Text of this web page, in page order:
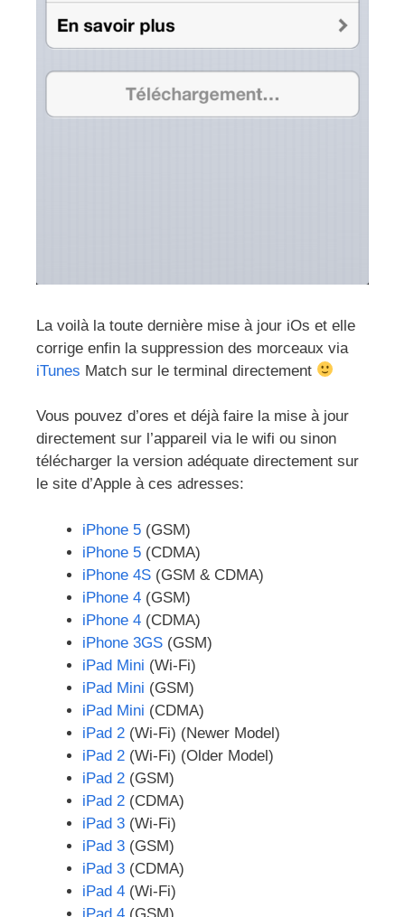
La voilà la toute dernière mise à jour iOs et elle
corrige enfin la suppression des morceaux via
iTunes Match sur le terminal directement
Vous pouvez d’ores et déjà faire la mise à jour
directement sur l’appareil via le wifi ou sinon
télécharger la version adéquate directement sur
le site d’Apple à ces adresses:
iPhone 5 (GSM)
iPhone 5 (CDMA)
iPhone 4S (GSM & CDMA)
iPhone 4 (GSM)
iPhone 4 (CDMA)
iPhone 3GS (GSM)
iPad Mini (Wi-Fi)
iPad Mini (GSM)
iPad Mini (CDMA)
iPad 2 (Wi-Fi) (Newer Model)
iPad 2 (Wi-Fi) (Older Model)
iPad 2 (GSM)
iPad 2 (CDMA)
iPad 3 (Wi-Fi)
iPad 3 (GSM)
iPad 3 (CDMA)
iPad 4 (Wi-Fi)
iPad 4 (GSM)